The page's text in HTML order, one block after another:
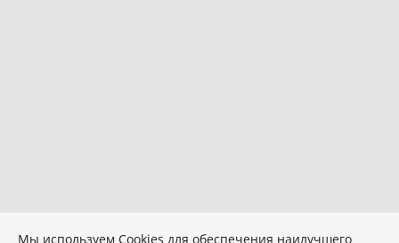
Мы используем Сookies для обеспечения наилучшего